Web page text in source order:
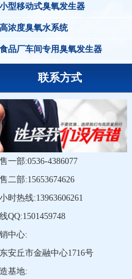
小型移动式臭氧发生器
高浓度臭氧水系统
食品厂车间专用臭氧发生器
联系方式
一部:0536-4386077
二部:15653674626
时热线:13963606261
QQ:1501459748
中心:
安丘市金融中心1716号
基地: